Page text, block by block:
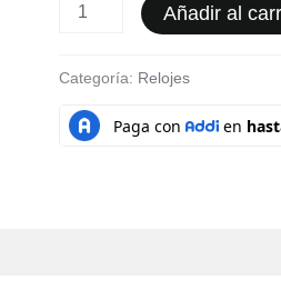
Añadir al
Categoría: Relojes